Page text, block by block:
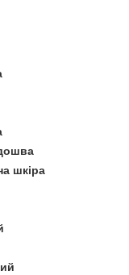
шкіра